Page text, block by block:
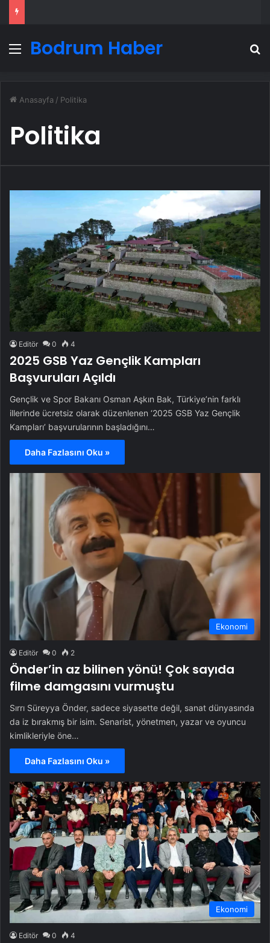
Menü
Bodrum Haber
Anasayfa / Politika
Politika
Editör 0 4
2025 GSB Yaz Gençlik Kampları
Başvuruları Açıldı
Gençlik ve Spor Bakanı Osman Aşkın Bak, Türkiye’nin farklı
illerinde ücretsiz olarak düzenlenen ‘2025 GSB Yaz Gençlik
Kampları’ başvurularının başladığını…
Daha Fazlasını Oku »
Ekonomi
Editör 0 2
Önder’in az bilinen yönü! Çok sayıda
filme damgasını vurmuştu
Sırrı Süreyya Önder, sadece siyasette değil, sanat dünyasında
da iz bırakmış bir isim. Senarist, yönetmen, yazar ve oyuncu
kimlikleriyle öne…
Daha Fazlasını Oku »
Ekonomi
Editör 0 4